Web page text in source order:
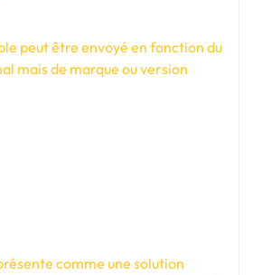
peut être envoyé en fonction du
mais de marque ou version
comme une solution